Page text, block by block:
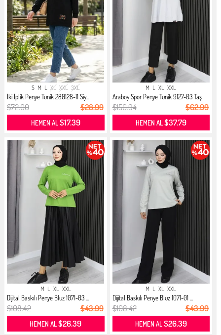
S M L XL XXL 3XL
İki İplik Penye Tunik 280128-11 Siy...
$72.00 $28.99
HEMEN AL$17.39
M L XL XXL
Araboy Spor Penye Tunik 9127-03 Taş
$156.94 $62.99
HEMEN AL$37.79
M L XL XXL
Dijital Baskılı Penye Bluz 1071-03 ...
$108.42 $43.99
HEMEN AL$26.39
M L XL XXL
Dijital Baskılı Penye Bluz 1071-01 ...
$108.42 $43.99
HEMEN AL$26.39